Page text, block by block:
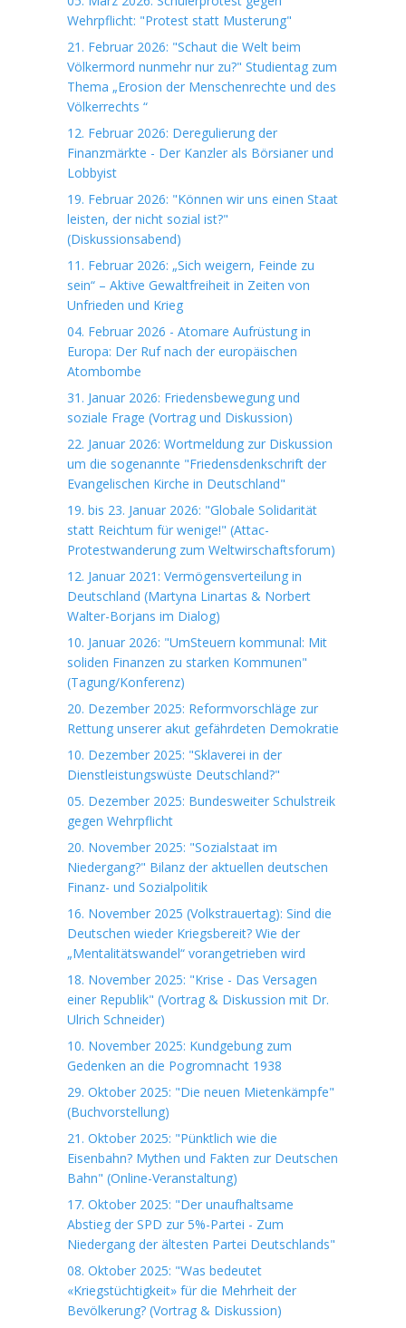
Wehrpflicht: "Protest statt Musterung"
21. Februar 2026: "Schaut die Welt beim
Völkermord nunmehr nur zu?" Studientag zum
Thema „Erosion der Menschenrechte und des
Völkerrechts “
12. Februar 2026: Deregulierung der
Finanzmärkte - Der Kanzler als Börsianer und
Lobbyist
19. Februar 2026: "Können wir uns einen Staat
leisten, der nicht sozial ist?"
(Diskussionsabend)
11. Februar 2026: „Sich weigern, Feinde zu
sein“ – Aktive Gewaltfreiheit in Zeiten von
Unfrieden und Krieg
04. Februar 2026 - Atomare Aufrüstung in
Europa: Der Ruf nach der europäischen
Atombombe
31. Januar 2026: Friedensbewegung und
soziale Frage (Vortrag und Diskussion)
22. Januar 2026: Wortmeldung zur Diskussion
um die sogenannte "Friedensdenkschrift der
Evangelischen Kirche in Deutschland"
19. bis 23. Januar 2026: "Globale Solidarität
statt Reichtum für wenige!" (Attac-
Protestwanderung zum Weltwirschaftsforum)
12. Januar 2021: Vermögensverteilung in
Deutschland (Martyna Linartas & Norbert
Walter-Borjans im Dialog)
10. Januar 2026: "UmSteuern kommunal: Mit
soliden Finanzen zu starken Kommunen"
(Tagung/Konferenz)
20. Dezember 2025: Reformvorschläge zur
Rettung unserer akut gefährdeten Demokratie
10. Dezember 2025: "Sklaverei in der
Dienstleistungswüste Deutschland?"
05. Dezember 2025: Bundesweiter Schulstreik
gegen Wehrpflicht
20. November 2025: "Sozialstaat im
Niedergang?" Bilanz der aktuellen deutschen
Finanz- und Sozialpolitik
16. November 2025 (Volkstrauertag): Sind die
Deutschen wieder Kriegsbereit? Wie der
„Mentalitätswandel“ vorangetrieben wird
18. November 2025: "Krise - Das Versagen
einer Republik" (Vortrag & Diskussion mit Dr.
Ulrich Schneider)
10. November 2025: Kundgebung zum
Gedenken an die Pogromnacht 1938
29. Oktober 2025: "Die neuen Mietenkämpfe"
(Buchvorstellung)
21. Oktober 2025: "Pünktlich wie die
Eisenbahn? Mythen und Fakten zur Deutschen
Bahn" (Online-Veranstaltung)
17. Oktober 2025: "Der unaufhaltsame
Abstieg der SPD zur 5%-Partei - Zum
Niedergang der ältesten Partei Deutschlands"
08. Oktober 2025: "Was bedeutet
«Kriegstüchtigkeit» für die Mehrheit der
Bevölkerung? (Vortrag & Diskussion)